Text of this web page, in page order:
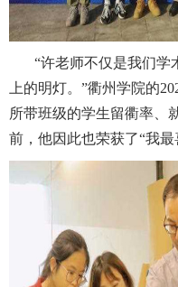
“许老师不仅是我们学
上的明灯。”衢州学院的
所带班级的学生留衢率、
前，他因此也荣获了“我最